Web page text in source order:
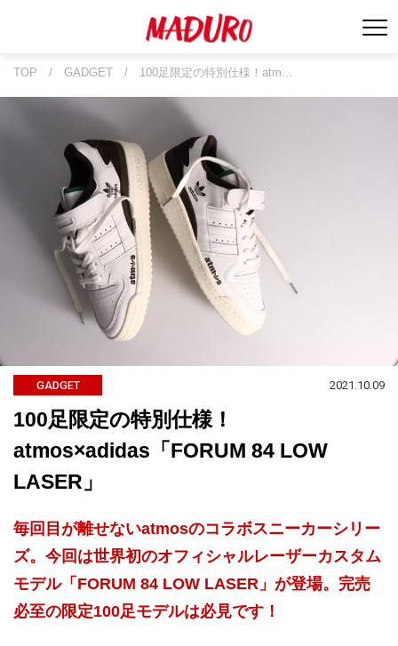
TOP / GADGET / 100足限定の特別仕様！atm…
GADGET 2021.10.09
100足限定の特別仕様！
atmos×adidas「FORUM 84 LOW
LASER」
毎回目が離せないatmosのコラボスニーカーシリー
ズ。今回は世界初のオフィシャルレーザーカスタム
モデル「FORUM 84 LOW LASER」が登場。完売
必至の限定100足モデルは必見です！